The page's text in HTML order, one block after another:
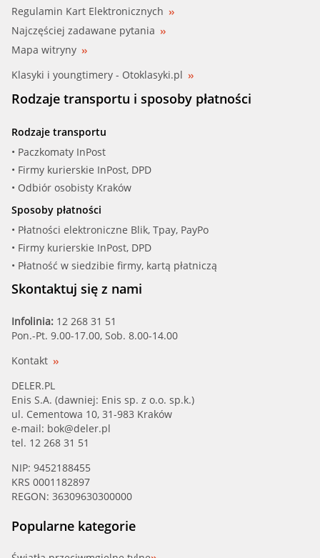
Regulamin Kart Elektronicznych
Najczęściej zadawane pytania
Mapa witryny
Klasyki i youngtimery - Otoklasyki.pl
Rodzaje transportu i sposoby płatności
Rodzaje transportu
• Paczkomaty InPost
• Firmy kurierskie InPost, DPD
• Odbiór osobisty Kraków
Sposoby płatności
• Płatności elektroniczne Blik, Tpay, PayPo
• Firmy kurierskie InPost, DPD
• Płatność w siedzibie firmy, kartą płatniczą
Skontaktuj się z nami
Infolinia: 12 268 31 51
Pon.-Pt. 9.00-17.00, Sob. 8.00-14.00
Kontakt
DELER.PL
Enis S.A. (dawniej: Enis sp. z o.o. sp.k.)
ul. Cementowa 10, 31-983 Kraków
e-mail: bok@deler.pl
tel. 12 268 31 51
NIP: 9452188455
KRS 0001182897
REGON: 36309630300000
Popularne kategorie